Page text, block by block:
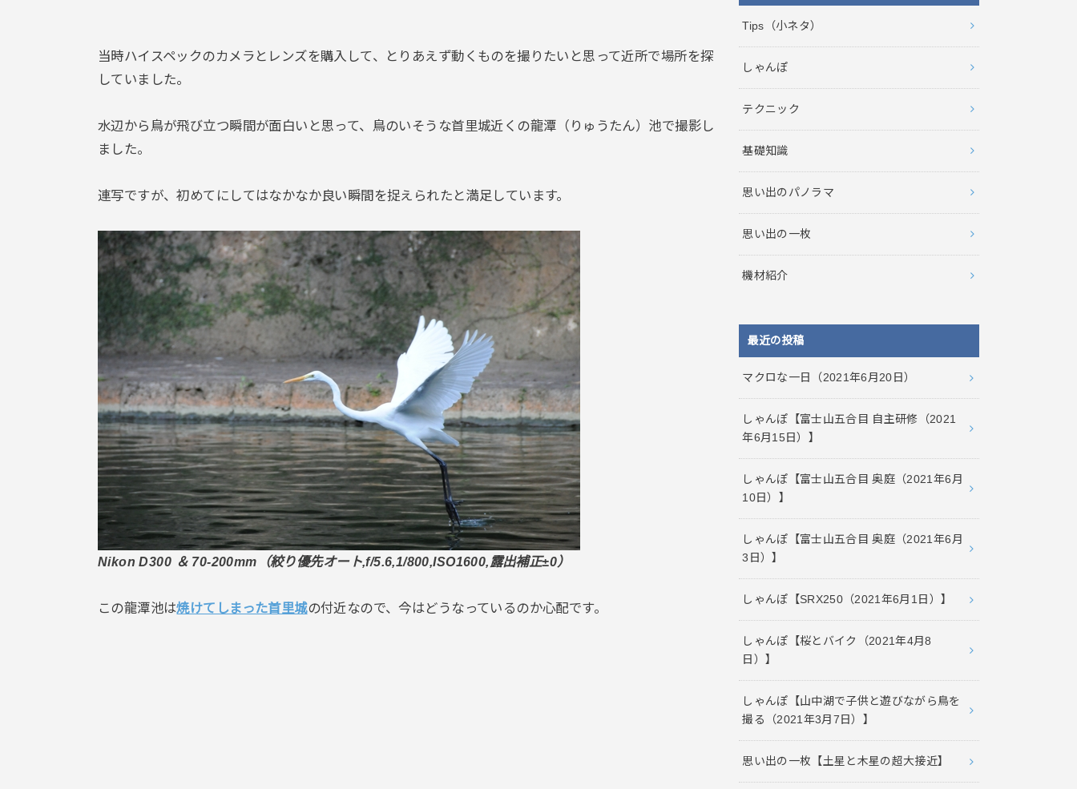
当時ハイスペックのカメラとレンズを購入して、とりあえず動くものを撮りたいと思って近所で場所を探
していました。
水辺から鳥が飛び立つ瞬間が面白いと思って、鳥のいそうな首里城近くの龍潭（りゅうたん）池で撮影し
ました。
連写ですが、初めてにしてはなかなか良い瞬間を捉えられたと満足しています。
Nikon D300 ＆ 70-200mm（絞り優先オート,f/5.6,1/800,ISO1600,露出補正±0）
この龍潭池は焼けてしまった首里城の付近なので、今はどうなっているのか心配です。
Tips（小ネタ）
しゃんぽ
テクニック
基礎知識
思い出のパノラマ
思い出の一枚
機材紹介
最近の投稿
マクロな一日（2021年6月20日）
しゃんぽ【富士山五合目 自主研修（2021
年6月15日）】
しゃんぽ【富士山五合目 奥庭（2021年6月
10日）】
しゃんぽ【富士山五合目 奥庭（2021年6月
3日）】
しゃんぽ【SRX250（2021年6月1日）】
しゃんぽ【桜とバイク（2021年4月8
日）】
しゃんぽ【山中湖で子供と遊びながら鳥を
撮る（2021年3月7日）】
思い出の一枚【土星と木星の超大接近】